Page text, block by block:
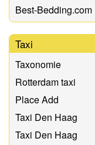
Best-Bedding.com
Taxi
Taxonomie
Rotterdam taxi
Place Add
Taxi Den Haag
Taxi Den Haag